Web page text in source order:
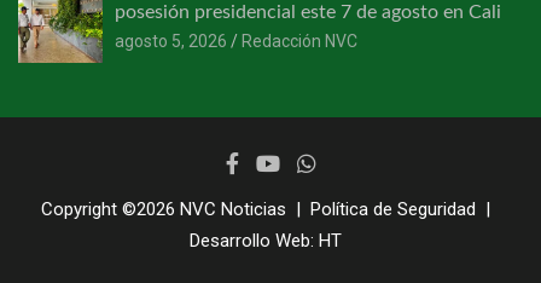
posesión presidencial este 7 de agosto en Cali
agosto 5, 2026
Redacción NVC
Copyright ©2026 NVC Noticias
Política de Seguridad
Desarrollo Web: HT